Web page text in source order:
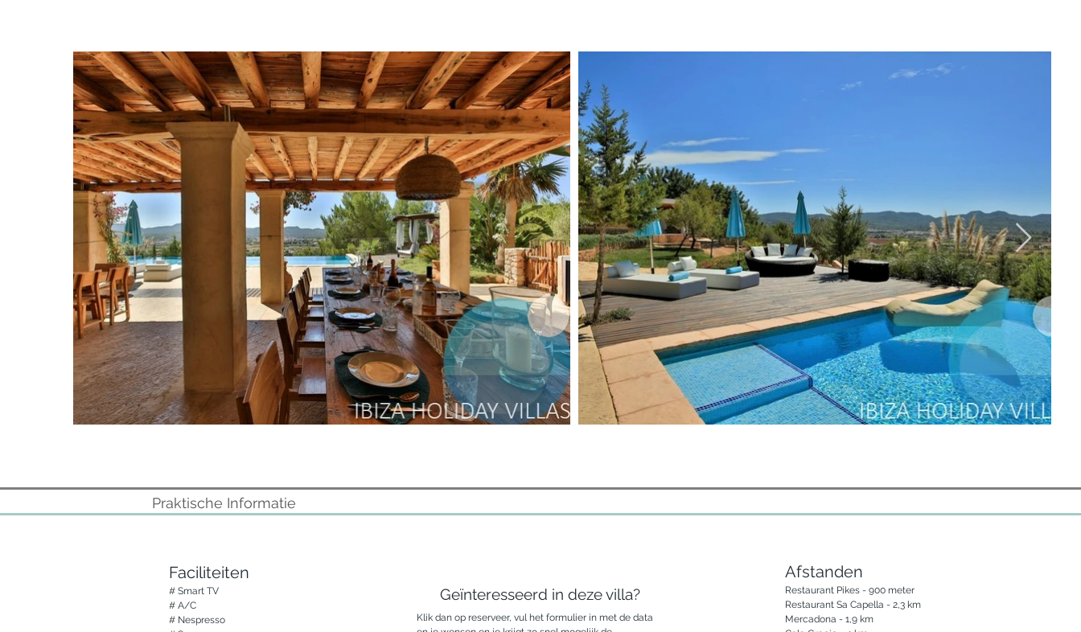
Groot zwembad van 14 bij 6 meter
Zonneterras met ligbedden met een mooi uitzicht over de velden
Drie grote lounge ruimten
Twee volledig ingerichte zomer eetkamers, barbecue
Automatische toegangspoort en parkeergelegenheid voor 10 auto’s
Praktische Informatie
Faciliteiten
# Smart TV
# A/C
# Nespresso
Geïnteresseerd in deze villa?
Klik dan op reserveer, vul het formulier in met de data
Afstanden
Restaurant Pikes - 900 meter
Restaurant Sa Capella - 2,3 km
Mercadona - 1,9 km